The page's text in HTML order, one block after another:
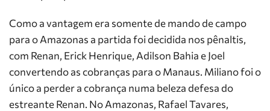
Como a vantagem era somente de mando de campo
para o Amazonas a partida foi decidida nos pênaltis,
com Renan, Erick Henrique, Adilson Bahia e Joel
convertendo as cobranças para o Manaus. Miliano foi o
único a perder a cobrança numa beleza defesa do
estreante Renan. No Amazonas, Rafael Tavares,